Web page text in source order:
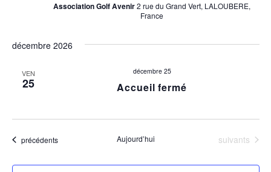
Association Golf Avenir2 rue du Grand Vert, LALOUBERE,
France
décembre 2026
VEN
25 Accueil fermé
décembre 25
Évènements
précédents Aujourd’hui Évènements
suivants